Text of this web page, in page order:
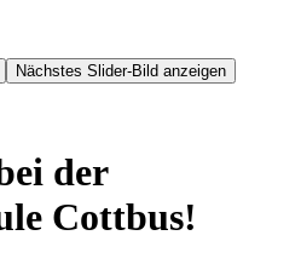
Nächstes Slider-Bild anzeigen
der
Cottbus!